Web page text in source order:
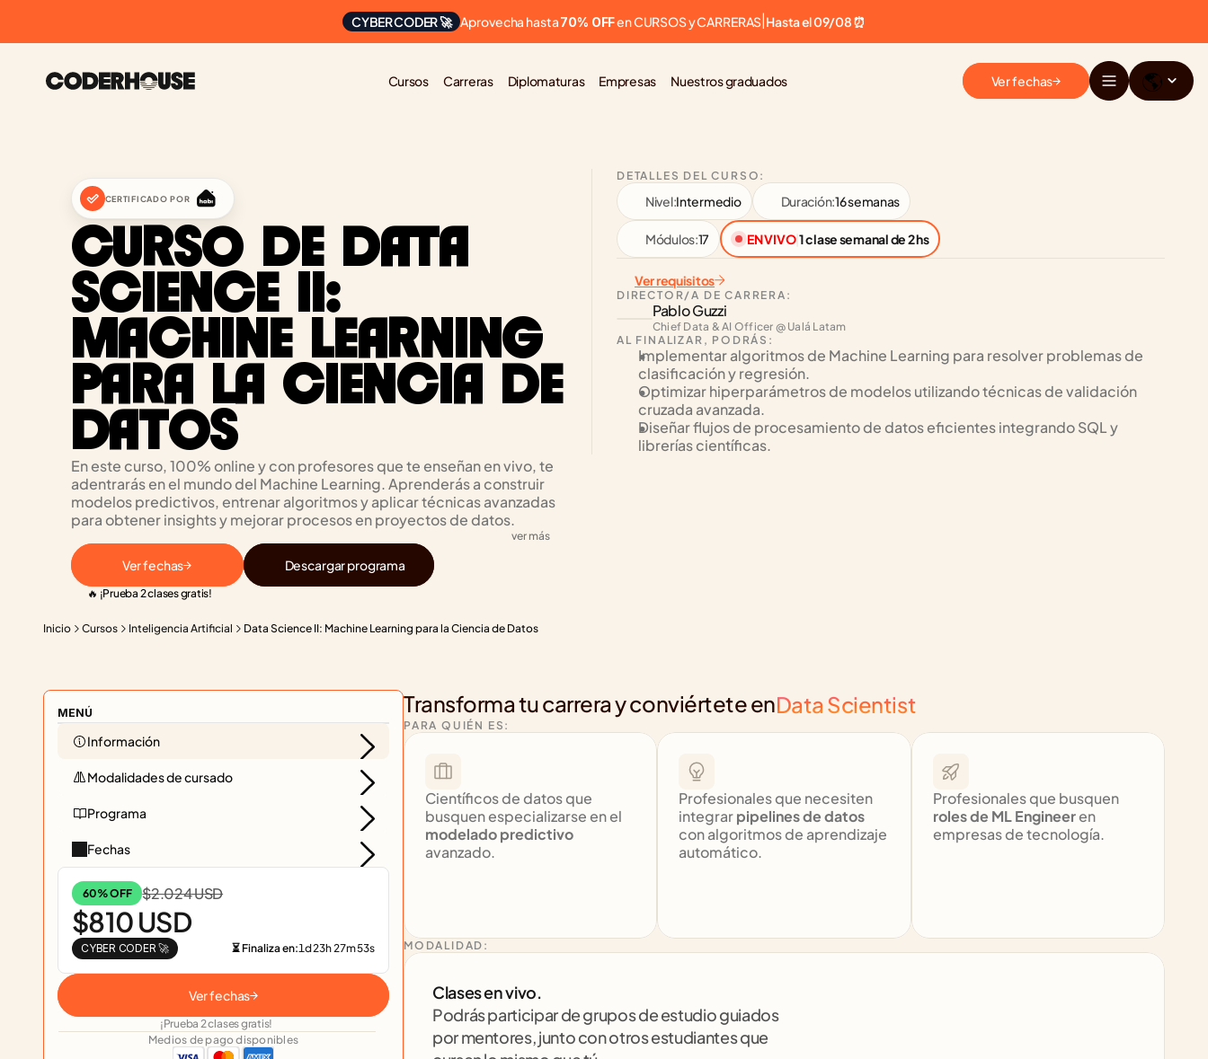
CYBER CODER 🚀 Aprovecha hasta 70% OFF en CURSOS y CARRERAS Hasta el 09/08 ⏰
Cursos Carreras Diplomaturas Empresas Nuestros graduados Ver fechas 🌎
CERTIFICADO POR
CURSO DE DATA
SCIENCE II:
MACHINE LEARNING
PARA LA CIENCIA DE
DATOS
En este curso, 100% online y con profesores que te enseñan en vivo, te
adentrarás en el mundo del Machine Learning. Aprenderás a construir
modelos predictivos, entrenar algoritmos y aplicar técnicas avanzadas
para obtener insights y mejorar procesos en proyectos de datos.
ver más
Ver fechas
🔥 ¡Prueba 2 clases gratis!
Descargar programa
DETALLES DEL CURSO:
Nivel:Intermedio Duración:16 semanas
Módulos:17 EN VIVO|1 clase semanal de 2 hs
Ver requisitos
DIRECTOR/A DE CARRERA:
Pablo Guzzi
Chief Data & AI Officer @ Ualá Latam
AL FINALIZAR, PODRÁS:
Implementar algoritmos de Machine Learning para resolver problemas de
clasificación y regresión.
Optimizar hiperparámetros de modelos utilizando técnicas de validación
cruzada avanzada.
Diseñar flujos de procesamiento de datos eficientes integrando SQL y
librerías científicas.
Inicio Cursos Inteligencia Artificial Data Science II: Machine Learning para la Ciencia de Datos
MENÚ
Información
Modalidades de cursado
Programa
Fechas
60% OFF $2.024 USD
$810 USD
CYBER CODER 🚀 ⏳ Finaliza en:1d23h27m53s
Ver fechas
¡Prueba 2 clases gratis!
Medios de pago disponibles
Transforma tu carrera y conviértete enData Scientist
PARA QUIÉN ES:
Científicos de datos que
modelado predictivo
avanzado.
Profesionales que necesiten
integrar pipelines de datos
con algoritmos de aprendizaje
automático.
Profesionales que busquen
roles de ML Engineer en
empresas de tecnología.
MODALIDAD:
Clases en vivo.
Podrás participar de grupos de estudio guiados
por mentores, junto con otros estudiantes que